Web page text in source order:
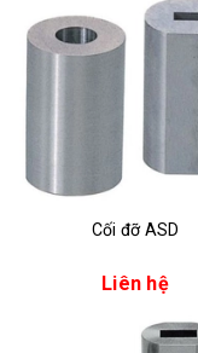
Cối đỡ ASD
Liên hệ